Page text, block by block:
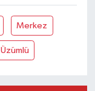
Merkez
Üzümlü